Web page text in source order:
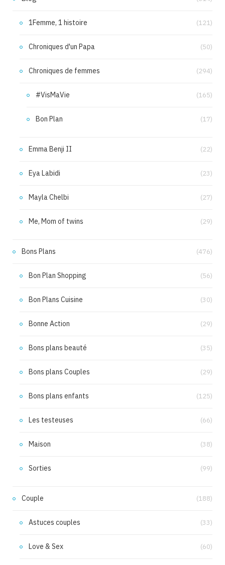
1Femme, 1 histoire (121)
Chroniques d'un Papa (50)
Chroniques de femmes (294)
#VisMaVie (165)
Bon Plan (17)
Emma Benji II (22)
Eya Labidi (23)
Mayla Chelbi (27)
Me, Mom of twins (29)
Bons Plans (476)
Bon Plan Shopping (56)
Bon Plans Cuisine (30)
Bonne Action (29)
Bons plans beauté (35)
Bons plans Couples (29)
Bons plans enfants (125)
Les testeuses (66)
Maison (38)
Sorties (99)
Couple (188)
Astuces couples (33)
Love & Sex (60)